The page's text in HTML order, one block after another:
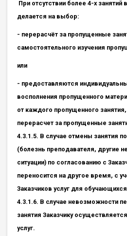
При отсутствии более 4-х
делается на выбор:
- перерасчёт за пропущенные
самостоятельного изучения
или
- предоставляются
восполнения пропущенного
от каждого пропущенного
перерасчет за пропущенные
4.3.1.5. В случае отмены занятия
(болезнь преподавателя, другие
ситуации) по согласованию с
переносится на другое время, с
Заказчиков услуг для
4.3.1.6. В случае невозможности
занятия Заказчику
услуг.